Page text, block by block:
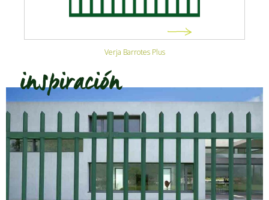
Verja Barrotes Plus